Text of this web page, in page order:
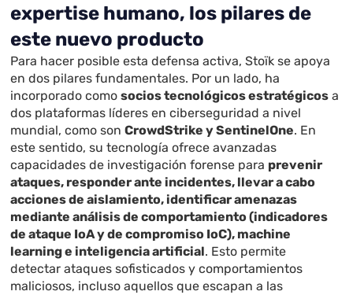
expertise humano, los pilares de
este nuevo producto
Para hacer posible esta defensa activa, Stoïk se apoya
en dos pilares fundamentales. Por un lado, ha
incorporado comosocios tecnológicos estratégicos a
dos plataformas líderes en ciberseguridad a nivel
mundial, como sonCrowdStrike y SentinelOne. En
este sentido, su tecnología ofrece avanzadas
capacidades de investigación forense para prevenir
ataques, responder ante incidentes, llevar a cabo
acciones de aislamiento, identificar amenazas
mediante análisis de comportamiento (indicadores
de ataque IoA y de compromiso IoC), machine
learning e inteligencia artificial. Esto permite
detectar ataques sofisticados y comportamientos
maliciosos, incluso aquellos que escapan a las